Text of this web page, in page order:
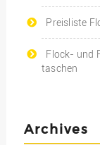
Preisliste
Flock- und
taschen
Archives